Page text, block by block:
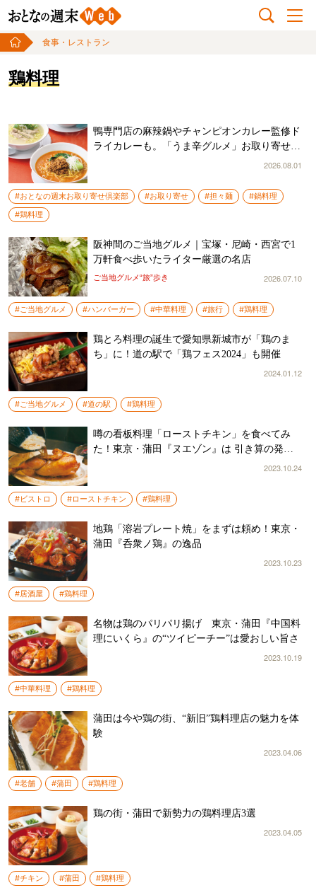
食事・レストラン
鶏料理
鴨専門店の麻辣鍋やチャンピオンカレー監修ド
ライカレーも。「うま辛グルメ」お取り寄せ厳
2026.08.01
#おとなの週末お取り寄せ倶楽部 #お取り寄せ #担々麺
#鍋料理
#鶏料理
阪神間のご当地グルメ｜宝塚・尼崎・西宮で1
万軒食べ歩いたライター厳選の名店
ご当地グルメ“旅”歩き 2026.07.10
#ご当地グルメ #ハンバーガー #中華料理 #旅行 #鶏料理
鶏とろ料理の誕生で愛知県新城市が「鶏のま
ち」に！道の駅で「鶏フェス2024」も開催
2024.01.12
#ご当地グルメ #道の駅 #鶏料理
噂の看板料理「ローストチキン」を食べてみ
た！東京・蒲田『ヌエゾン』は 引き算の発想
2023.10.24
#ビストロ #ローストチキン #鶏料理
地鶏「溶岩プレート焼」をまずは頼め！東京・
蒲田『呑衆ノ鶏』の逸品
2023.10.23
#居酒屋 #鶏料理
名物は鶏のパリパリ揚げ 東京・蒲田『中国料
理にいくら』の“ツイピーチー”は愛おしい旨さ
2023.10.19
#中華料理 #鶏料理
蒲田は今や鶏の街、“新旧”鶏料理店の魅力を体
験
2023.04.06
#老舗 #蒲田 #鶏料理
鶏の街・蒲田で新勢力の鶏料理店3選
2023.04.05
#チキン #蒲田 #鶏料理